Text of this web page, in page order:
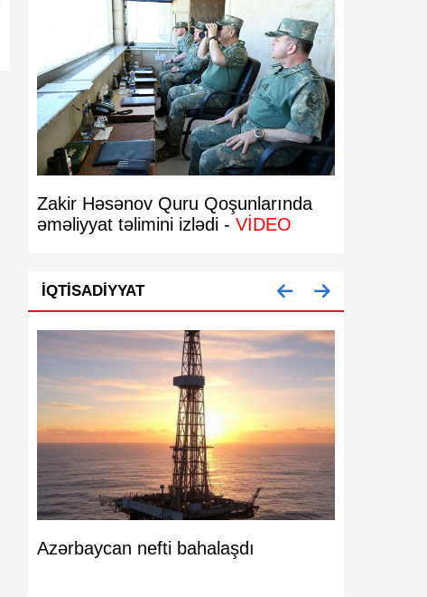
Zakir Həsənov Quru Qoşunlarında
əməliyyat təlimini izlədi - VİDEO
İQTISADIYYAT
Azərbaycan nefti bahalaşdı